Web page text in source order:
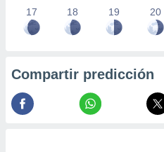
17 18 19 20
Compartir predicción